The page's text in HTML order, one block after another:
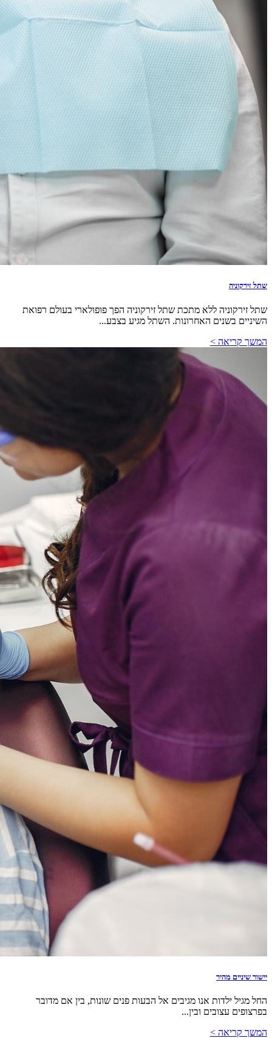
שתל זירקוניה
שתל זירקוניה ללא מתכת שתל זירקוניה הפך פופולארי בעולם רפואת
השיניים בשנים האחרונות. השתל מגיע בצבע...
המשך קריאה >
יישור שיניים מהיר
החל מגיל ילדות אנו מגיבים אל הבעות פנים שונות, בין אם מדובר
בפרצופים עצובים ובין...
המשך קריאה >